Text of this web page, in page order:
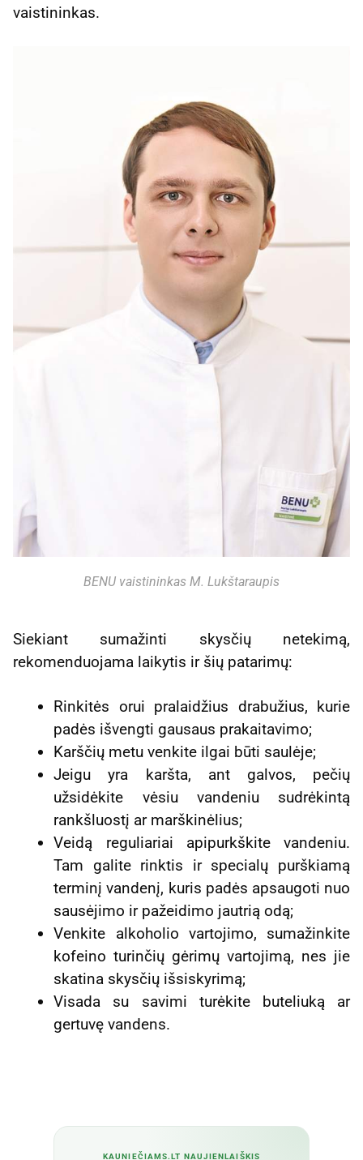
vaistininkas.
BENU vaistininkas M. Lukštaraupis
Siekiant sumažinti skysčių netekimą,
rekomenduojama laikytis ir šių patarimų:
Rinkitės orui pralaidžius drabužius, kurie
padės išvengti gausaus prakaitavimo;
Karščių metu venkite ilgai būti saulėje;
Jeigu yra karšta, ant galvos, pečių
užsidėkite vėsiu vandeniu sudrėkintą
rankšluostį ar marškinėlius;
Veidą reguliariai apipurkškite vandeniu.
Tam galite rinktis ir specialų purškiamą
terminį vandenį, kuris padės apsaugoti nuo
sausėjimo ir pažeidimo jautrią odą;
Venkite alkoholio vartojimo, sumažinkite
kofeino turinčių gėrimų vartojimą, nes jie
skatina skysčių išsiskyrimą;
Visada su savimi turėkite buteliuką ar
gertuvę vandens.
KAUNIEČIAMS.LT NAUJIENLAIŠKIS